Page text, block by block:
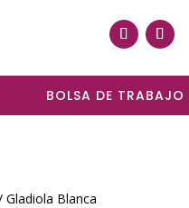
BOLSA DE TRABAJO
Gladiola Blanca